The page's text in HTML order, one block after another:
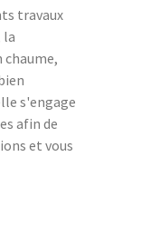
travaux
la
s'engage
afin de
et vous